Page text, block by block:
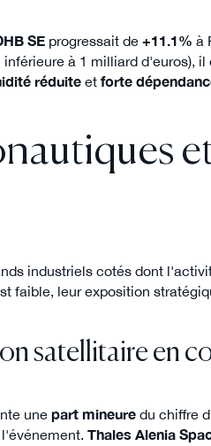
SE progressait de+11.1% à
à 1 milliard d'euros),
réduite etforte
industriels cotés dont
faible, leur exposition
satellitaire en
unepart mineure du chiffre
l'événement.Thales Alenia